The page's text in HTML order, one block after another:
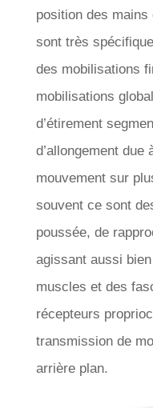
position des
sont très
des mobilisations
mobilisations
d’étirement
d’allongement due
mouvement sur
souvent ce sont
poussée, de
agissant aussi
muscles et des
récepteurs
transmission de
arrière plan.